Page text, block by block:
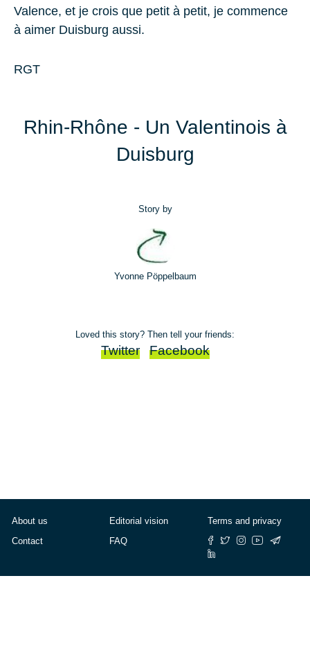
Valence, et je crois que petit à petit, je commence
à aimer Duisburg aussi.
RGT
Rhin-Rhône - Un Valentinois à
Duisburg
Story by
Yvonne Pöppelbaum
Loved this story? Then tell your friends:
Twitter Facebook
About us
Contact
Editorial vision
FAQ
Terms and privacy